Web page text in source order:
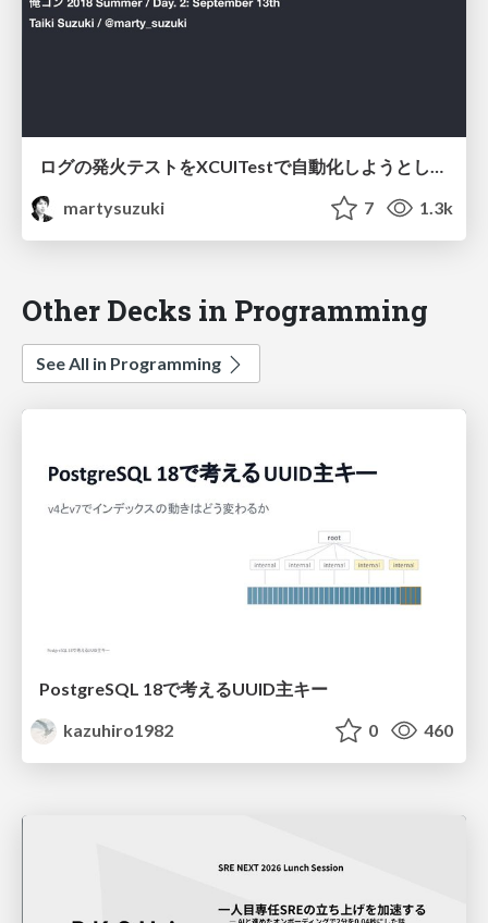
ログの発火テストをXCUITestで自動化しようとしたがUnitテストで実装した話
martysuzuki
7 1.3k
Other Decks in Programming
See All in Programming
PostgreSQL 18で考えるUUID主キー
kazuhiro1982
0 460